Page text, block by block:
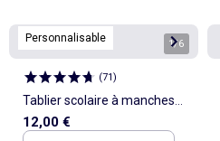
Personnalisable 1/6
(71)
Tablier scolaire à manches
longues
12,00 €